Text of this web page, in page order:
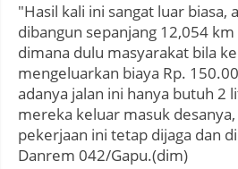
"Hasil kali ini sangat luar biasa,
dibangun sepanjang 12,054
dimana dulu masyarakat bila
mengeluarkan biaya Rp.
adanya jalan ini hanya butuh 2
mereka keluar masuk
pekerjaan ini tetap dijaga dan
Danrem 042/Gapu.(dim)